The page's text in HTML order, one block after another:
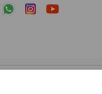
состав комплектации